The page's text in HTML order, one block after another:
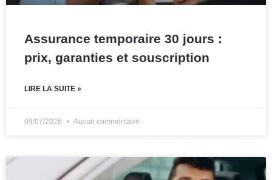
Assurance temporaire 30 jours :
prix, garanties et souscription
LIRE LA SUITE »
09/07/2026 Aucun commentaire